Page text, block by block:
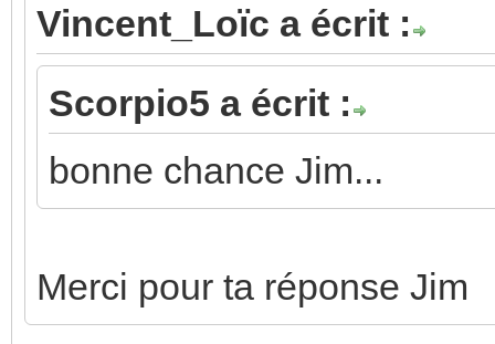
Vincent_Loïc a écrit :
Scorpio5 a écrit :
bonne chance Jim...
Merci pour ta réponse Jim